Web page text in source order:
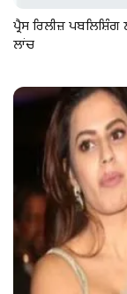
ਪ੍ਰੈਸ ਰਿਲੀਜ਼
ਲਾਂਚ